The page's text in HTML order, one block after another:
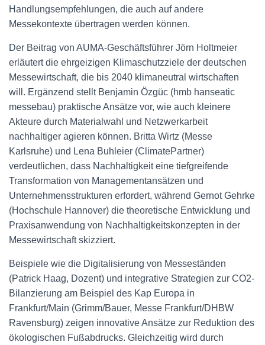
Handlungsempfehlungen, die auch auf andere
Messekontexte übertragen werden können.
Der Beitrag von AUMA-Geschäftsführer Jörn Holtmeier
erläutert die ehrgeizigen Klimaschutzziele der deutschen
Messewirtschaft, die bis 2040 klimaneutral wirtschaften
will. Ergänzend stellt Benjamin Özgüc (hmb hanseatic
messebau) praktische Ansätze vor, wie auch kleinere
Akteure durch Materialwahl und Netzwerkarbeit
nachhaltiger agieren können. Britta Wirtz (Messe
Karlsruhe) und Lena Buhleier (ClimatePartner)
verdeutlichen, dass Nachhaltigkeit eine tiefgreifende
Transformation von Managementansätzen und
Unternehmensstrukturen erfordert, während Gernot Gehrke
(Hochschule Hannover) die theoretische Entwicklung und
Praxisanwendung von Nachhaltigkeitskonzepten in der
Messewirtschaft skizziert.
Beispiele wie die Digitalisierung von Messeständen
(Patrick Haag, Dozent) und integrative Strategien zur CO2-
Bilanzierung am Beispiel des Kap Europa in
Frankfurt/Main (Grimm/Bauer, Messe Frankfurt/DHBW
Ravensburg) zeigen innovative Ansätze zur Reduktion des
ökologischen Fußabdrucks. Gleichzeitig wird durch